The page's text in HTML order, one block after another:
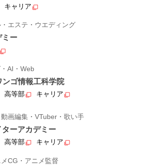
キャリア
エステ・ウエディング
ミー
AI・Web
ゴ情報工科学院
高等部 キャリア
画編集・VTuber・歌い手
ーアカデミー
高等部 キャリア
CG・アニメ監督